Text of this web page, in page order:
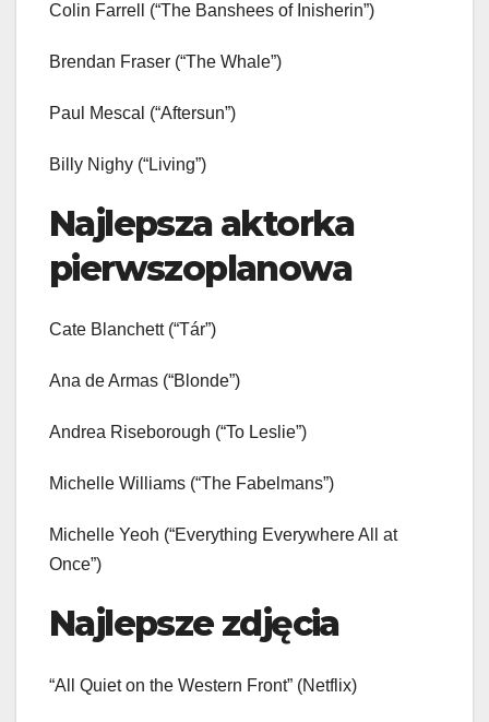
Colin Farrell (“The Banshees of Inisherin”)
Brendan Fraser (“The Whale”)
Paul Mescal (“Aftersun”)
Billy Nighy (“Living”)
Najlepsza aktorka
pierwszoplanowa
Cate Blanchett (“Tár”)
Ana de Armas (“Blonde”)
Andrea Riseborough (“To Leslie”)
Michelle Williams (“The Fabelmans”)
Michelle Yeoh (“Everything Everywhere All at
Once”)
Najlepsze zdjęcia
“All Quiet on the Western Front” (Netflix)